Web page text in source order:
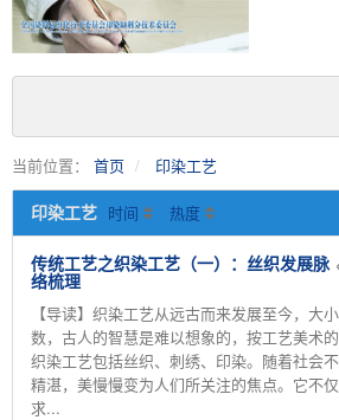
当前位置： 首页 印染工艺
印染工艺 时间 热度
传统工艺之织染工艺（一）：丝织发展脉
络梳理
【导读】织染工艺从远古而来发展至今，大
数，古人的智慧是难以想象的，按工艺美术
织染工艺包括丝织、刺绣、印染。随着社会
精湛，美慢慢变为人们所关注的焦点。它不
求...